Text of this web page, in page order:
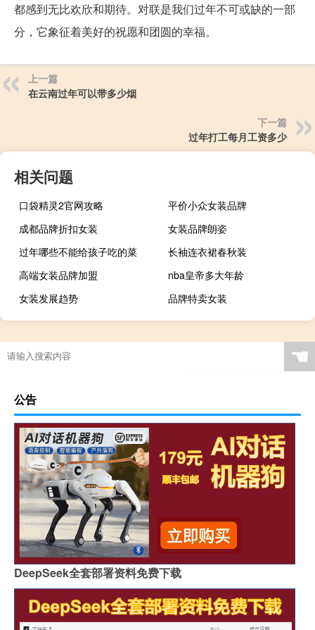
都感到无比欢欣和期待。对联是我们过年不可或缺的一部
分，它象征着美好的祝愿和团圆的幸福。
上一篇
在云南过年可以带多少烟
下一篇
过年打工每月工资多少
相关问题
口袋精灵2官网攻略
平价小众女装品牌
成都品牌折扣女装
女装品牌朗姿
过年哪些不能给孩子吃的菜
长袖连衣裙春秋装
高端女装品牌加盟
nba皇帝多大年龄
女装发展趋势
品牌特卖女装
☚
公告
DeepSeek全套部署资料免费下载